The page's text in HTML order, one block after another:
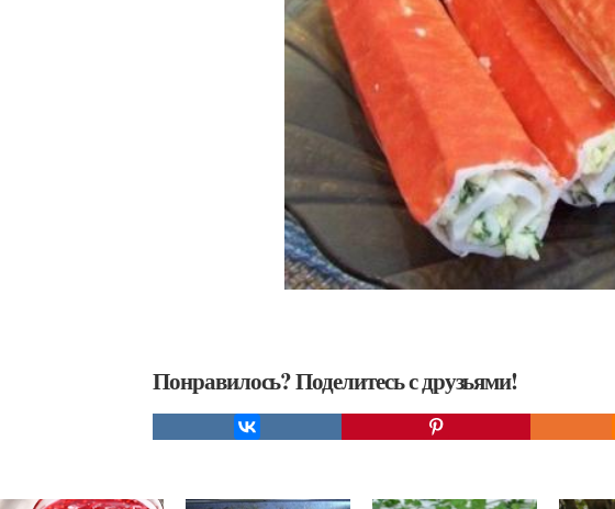
Понравилось? Поделитесь с друзьями!